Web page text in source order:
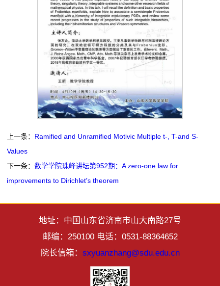
上一条： Ramified and Unramified Motivic Multiple t-, T-and S-
Values
下一条：数学学院珠峰讲坛第952期：A zero-one law for
improvements to Dirichlet’s theorem
地址：中国山东省济南市山大南路27号
邮编：250100 电话：0531-88364652
院长信箱： sxyuanzhang@sdu.edu.cn